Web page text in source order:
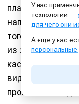
пластинку
наполнены
того времени.
из речи Джорджа
касается
видимости
простое
У нас
технологии —
для чего они
А ещё у нас